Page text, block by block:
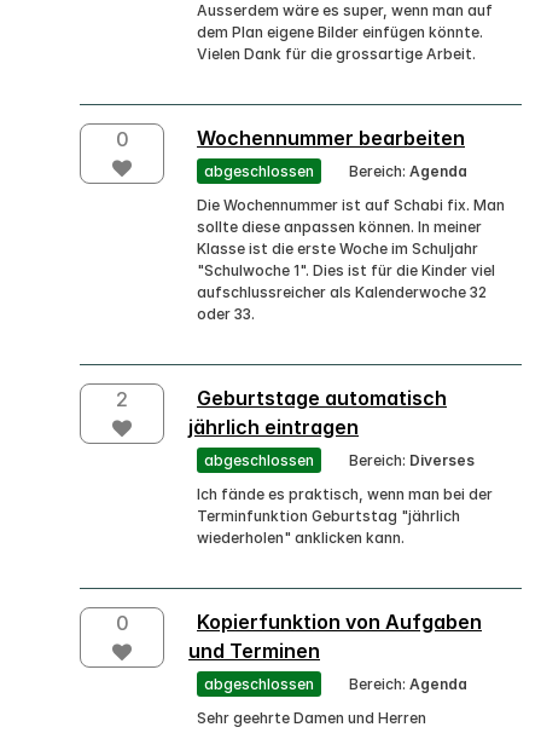
Ausserdem wäre es super, wenn man auf
dem Plan eigene Bilder einfügen könnte.
Vielen Dank für die grossartige Arbeit.
0 Wochennummer bearbeiten
abgeschlossen Bereich: Agenda
Die Wochennummer ist auf Schabi fix. Man
sollte diese anpassen können. In meiner
Klasse ist die erste Woche im Schuljahr
"Schulwoche 1". Dies ist für die Kinder viel
aufschlussreicher als Kalenderwoche 32
oder 33.
2
Geburtstage automatisch
jährlich eintragen
abgeschlossen Bereich: Diverses
Ich fände es praktisch, wenn man bei der
Terminfunktion Geburtstag "jährlich
wiederholen" anklicken kann.
0
Kopierfunktion von Aufgaben
und Terminen
abgeschlossen Bereich: Agenda
Sehr geehrte Damen und Herren